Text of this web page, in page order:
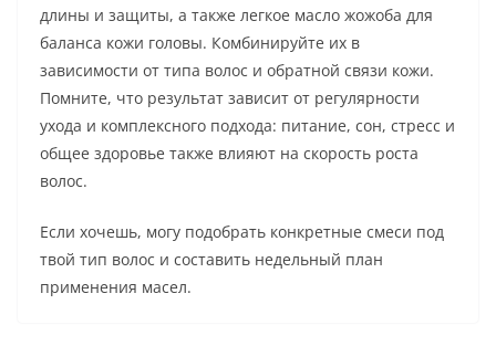
длины и защиты, а также легкое масло жожоба для
баланса кожи головы. Комбинируйте их в
зависимости от типа волос и обратной связи кожи.
Помните, что результат зависит от регулярности
ухода и комплексного подхода: питание, сон, стресс и
общее здоровье также влияют на скорость роста
волос.
Если хочешь, могу подобрать конкретные смеси под
твой тип волос и составить недельный план
применения масел.